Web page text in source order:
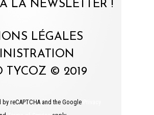
LA NEWSLETTER !
LÉGALES
TYCOZ © 2019
reCAPTCHA and the Google